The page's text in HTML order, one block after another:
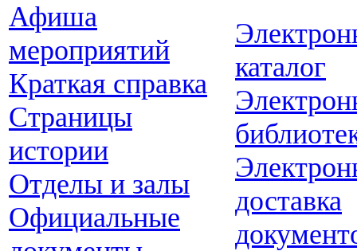
Афиша
мероприятий
Краткая справка
Страницы
истории
Отделы и залы
Официальные
каталог
доставка